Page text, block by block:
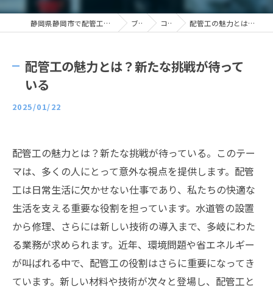
静岡県静岡市で配管工の求人なら有限会社長島設備 ブログ コラム 配管工の魅力とは？新たな挑戦が待っている
配管工の魅力とは？新たな挑戦が待って
いる
2025/01/22
配管工の魅力とは？新たな挑戦が待っている。このテー
マは、多くの人にとって意外な視点を提供します。配管
工は日常生活に欠かせない仕事であり、私たちの快適な
生活を支える重要な役割を担っています。水道管の設置
から修理、さらには新しい技術の導入まで、多岐にわた
る業務が求められます。近年、環境問題や省エネルギー
が叫ばれる中で、配管工の役割はさらに重要になってき
ています。新しい材料や技術が次々と登場し、配管工と